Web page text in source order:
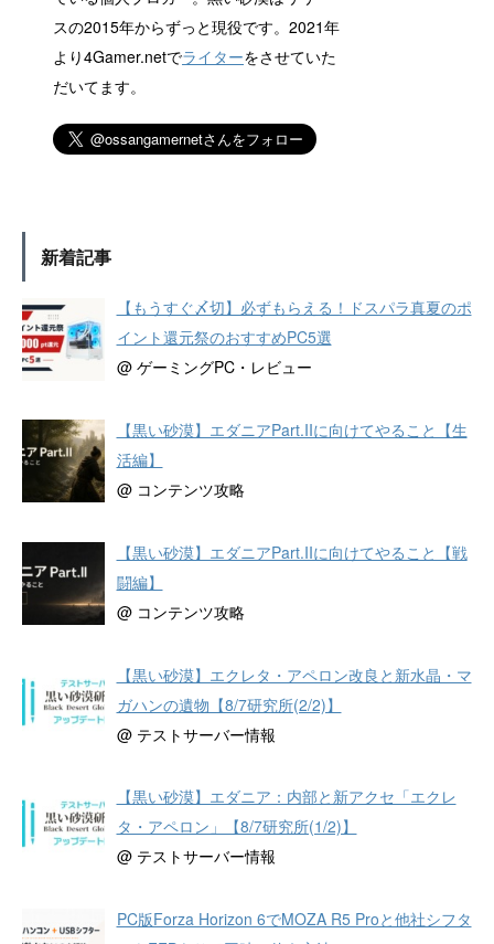
スの2015年からずっと現役です。2021年
より4Gamer.netでライターをさせていた
だいてます。
新着記事
【もうすぐ〆切】必ずもらえる！ドスパラ真夏のポ
イント還元祭のおすすめPC5選
@ ゲーミングPC・レビュー
【黒い砂漠】エダニアPart.IIに向けてやること【生
活編】
@ コンテンツ攻略
【黒い砂漠】エダニアPart.IIに向けてやること【戦
闘編】
@ コンテンツ攻略
【黒い砂漠】エクレタ・アペロン改良と新水晶・マ
ガハンの遺物【8/7研究所(2/2)】
@ テストサーバー情報
【黒い砂漠】エダニア：内部と新アクセ「エクレ
タ・アペロン」【8/7研究所(1/2)】
@ テストサーバー情報
PC版Forza Horizon 6でMOZA R5 Proと他社シフタ